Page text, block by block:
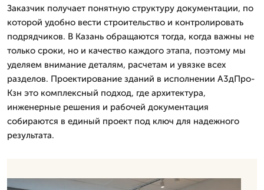
Заказчик получает понятную структуру документации, по
которой удобно вести строительство и контролировать
подрядчиков. В Казань обращаются тогда, когда важны не
только сроки, но и качество каждого этапа, поэтому мы
уделяем внимание деталям, расчетам и увязке всех
разделов. Проектирование зданий в исполнении А3дПро-
Кзн это комплексный подход, где архитектура,
инженерные решения и рабочей документация
собираются в единый проект под ключ для надежного
результата.